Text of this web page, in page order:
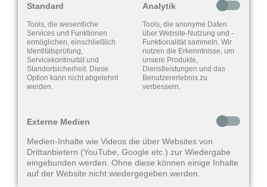
gesagt sein: In den meisten Fällen liegt die
Ursache für all diese Erscheinungen nicht in
Ihrer Umwelt, sondern in Ihrem Gehör. Es
können bereits erste Symptome für eine sich
einstellende Altersschwerhörigkeit sein.
einen Hörgeräteakustiker auf, wenn Sie
diese frühen Anzeichen bei sich selbst oder
einem Angehörigen bemerken.
Standard
Tools, die wesentliche
Services und Funktionen
ermöglichen, einschließlich
Identitätsprüfung,
Servicekontinuität und
Standortsicherheit. Diese
Option kann nicht abgelehnt
werden.
Analytik
Tools, die anonyme Daten
über Website-Nutzung und -
Funktionalität sammeln. Wir
nutzen die Erkenntnisse, um
unsere Produkte,
Dienstleistungen und das
Benutzererlebnis zu
verbessern.
Externe Medien
Medien-Inhalte wie Videos die über Websites von
Drittanbietern (YouTube, Google etc.) zur Wiedergabe
eingebunden werden. Ohne diese können einige Inhalte
auf der Website nicht wiedergegeben werden.